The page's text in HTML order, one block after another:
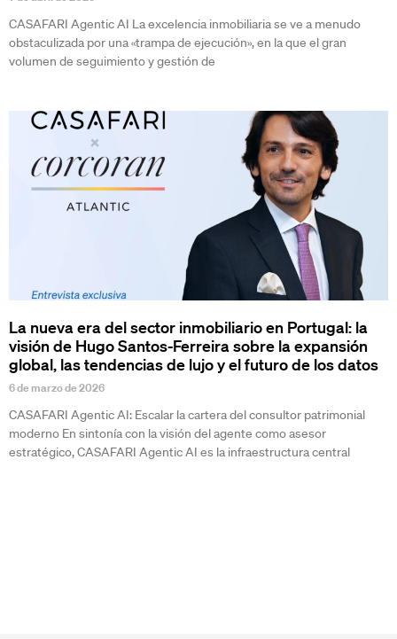
CASAFARI Agentic AI La excelencia inmobiliaria se ve a menudo
obstaculizada por una «trampa de ejecución», en la que el gran
volumen de seguimiento y gestión de
La nueva era del sector inmobiliario en Portugal: la
visión de Hugo Santos-Ferreira sobre la expansión
global, las tendencias de lujo y el futuro de los datos
6 de marzo de 2026
CASAFARI Agentic AI: Escalar la cartera del consultor patrimonial
moderno En sintonía con la visión del agente como asesor
estratégico, CASAFARI Agentic AI es la infraestructura central